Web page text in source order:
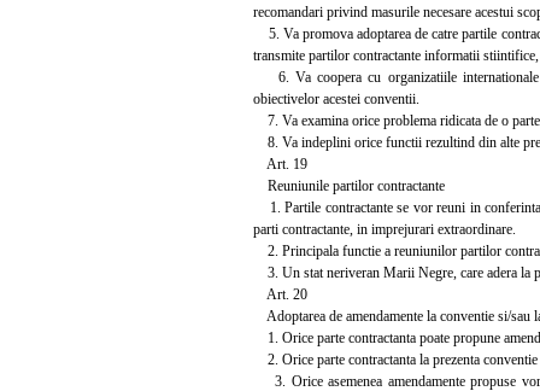
recomandari privind masurile necesare acestui
5. Va promova adoptarea de catre partile
transmite partilor contractante informatii
6. Va coopera cu organizatiile internationale
obiectivelor acestei conventii.
7. Va examina orice problema ridicata de o
8. Va indeplini orice functii rezultind din alte
Art. 19
Reuniunile partilor contractante
1. Partile contractante se vor reuni in
parti contractante, in imprejurari extraordinare.
2. Principala functie a reuniunilor partilor
3. Un stat neriveran Marii Negre, care adera la
Art. 20
Adoptarea de amendamente la conventie si/sau
1. Orice parte contractanta poate propune
2. Orice parte contractanta la prezenta
3. Orice asemenea amendamente propuse